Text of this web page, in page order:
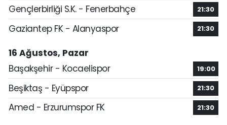
Gençlerbirliği S.K. - Fenerbahçe 21:30
Gaziantep FK - Alanyaspor 21:30
16 Ağustos, Pazar
Başakşehir - Kocaelispor
19:00
Beşiktaş - Eyüpspor 21:30
Amed - Erzurumspor FK 21:30